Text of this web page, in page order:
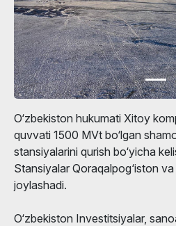
O‘zbekiston hukumati Xitoy
quvvati 1500 MVt bo‘lgan
stansiyalarini qurish bo‘yicha
Stansiyalar Qoraqalpog‘iston
joylashadi.
O‘zbekiston Investitsiyalar,